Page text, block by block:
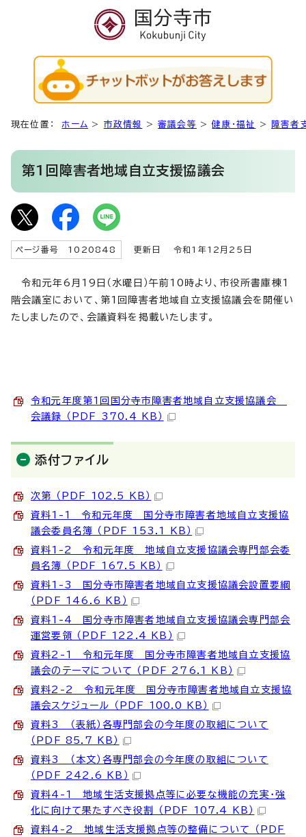
現在位置： ホーム > 市政情報 >審議会等 >健康・福祉 > 障害者
第1回障害者地域自立支援協議会
ページ番号 1020848 更新日 令和1年12月25日
令和元年6月19日（水曜日）午前10時より、市役所書庫棟1
階会議室において、第1回障害者地域自立支援協議会を開催い
たしましたので、会議資料を掲載いたします。
令和元年度第1回国分寺市障害者地域自立支援協議会
会議録 （PDF 370.4 KB）
添付ファイル
次第 （PDF 102.5 KB）
資料1-1 令和元年度 国分寺市障害者地域自立支援協
議会委員名簿 （PDF 153.1 KB）
資料1-2 令和元年度 地域自立支援協議会専門部会委
員名簿 （PDF 167.5 KB）
資料1-3 国分寺市障害者地域自立支援協議会設置要綱
（PDF 146.6 KB）
資料1-4 国分寺市障害者地域自立支援協議会専門部会
運営要領 （PDF 122.4 KB）
資料2-1 令和元年度 国分寺市障害者地域自立支援協
議会のテーマについて （PDF 276.1 KB）
資料2-2 令和元年度 国分寺市障害者地域自立支援協
議会スケジュール （PDF 100.0 KB）
資料3 （表紙）各専門部会の今年度の取組について
（PDF 85.7 KB）
資料3 （本文）各専門部会の今年度の取組について
（PDF 242.6 KB）
資料4-1 地域生活支援拠点等に必要な機能の充実・強
化に向けて果たすべき役割 （PDF 107.4 KB）
資料4-2 地域生活支援拠点等の整備について （PDF